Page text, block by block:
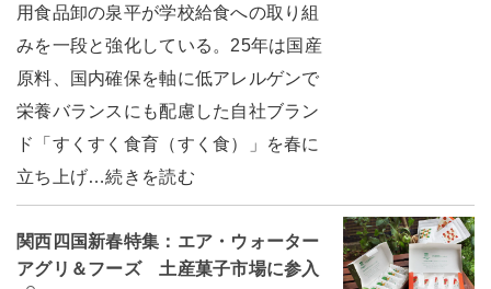
用食品卸の泉平が学校給食への取り組
みを一段と強化している。25年は国産
原料、国内確保を軸に低アレルゲンで
栄養バランスにも配慮した自社ブラン
ド「すくすく食育（すく食）」を春に
立ち上げ…続きを読む
関西四国新春特集：エア・ウォーター
アグリ＆フーズ 土産菓子市場に参入